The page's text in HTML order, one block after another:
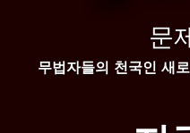
문
무법자들의 천국인 새